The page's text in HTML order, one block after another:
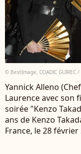
© BestImage, COADIC GUIREC /
Yannick Alleno
Laurence avec son
soirée "Kenzo
ans de Kenzo
France, le 28